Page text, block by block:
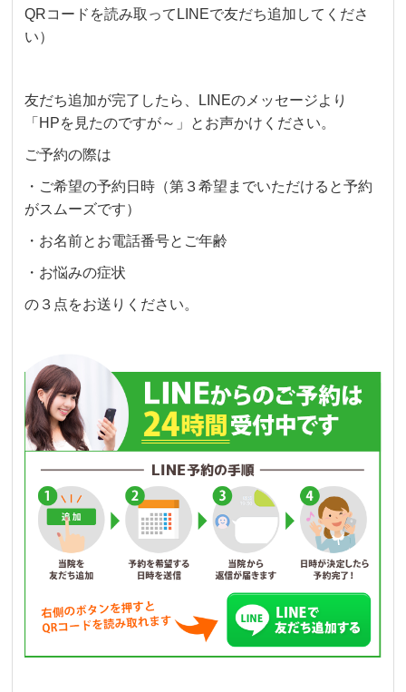
QRコードを読み取ってLINEで友だち追加してくださ
い）
友だち追加が完了したら、LINEのメッセージより
「HPを見たのですが～」とお声かけください。
ご予約の際は
・ご希望の予約日時（第３希望までいただけると予約
がスムーズです）
・お名前とお電話番号とご年齢
・お悩みの症状
の３点をお送りください。